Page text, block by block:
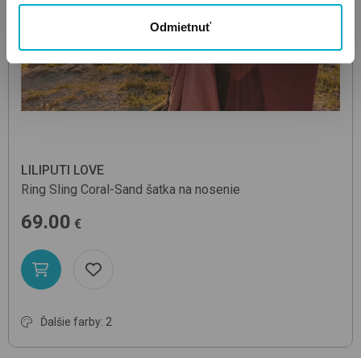
Odmietnuť
LILIPUTI LOVE
Ring Sling Coral-Sand šatka na nosenie
69.00 €
Ďalšie farby: 2